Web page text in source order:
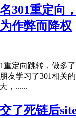
301重定向
作弊而降权
重定向跳转，做多
友学习了301相关
，......
了死链后